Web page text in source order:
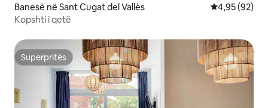
Banesë në Sant Cugat del Vallès Vlerësimi
4,95 (92)
Kopshti i qetë
Superpritës
Superpritës